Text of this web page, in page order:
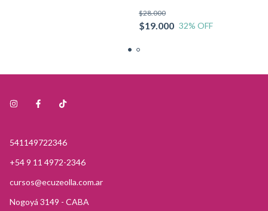
SET 4 wilton
2105-5748
$19.000
$28.000
32% OFFwilton 2105-
541149722346
+54 9 11 4972-2346
cursos@ecuzeolla.com.ar
Nogoyá 3149 - CABA